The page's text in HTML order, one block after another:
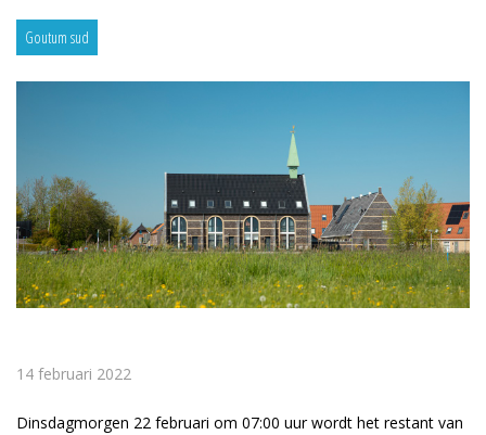
Goutum sud
14 februari 2022
Dinsdagmorgen 22 februari om 07:00 uur wordt het restant van